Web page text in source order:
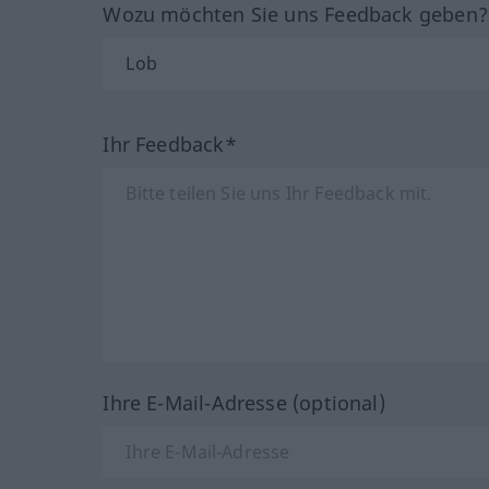
Wozu möchten Sie uns Feedback
Ihr Feedback*
Ihre E-Mail-Adresse (optional)